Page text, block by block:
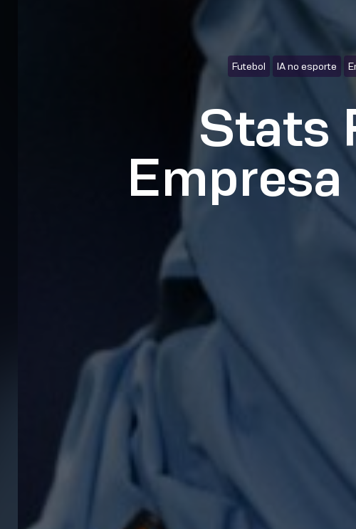
Futebol IA no esporte
Stats